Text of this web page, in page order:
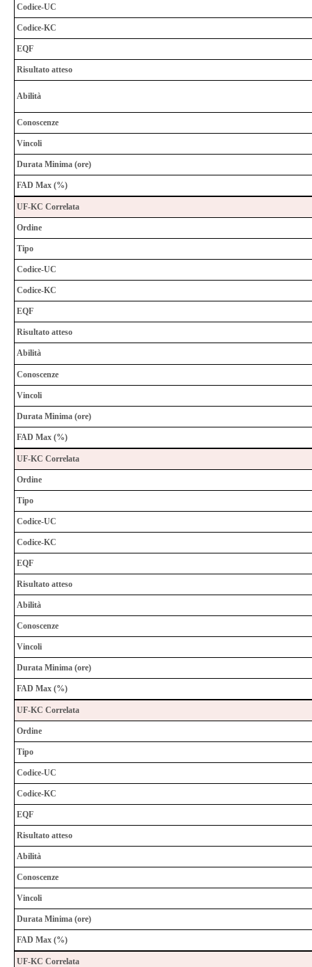
Codice-UC
Codice-KC
EQF
Risultato atteso
Abilità
Conoscenze
Vincoli
Durata Minima (ore)
FAD Max (%)
UF-KC Correlata
Ordine
Tipo
Codice-UC
Codice-KC
EQF
Risultato atteso
Abilità
Conoscenze
Vincoli
Durata Minima (ore)
FAD Max (%)
UF-KC Correlata
Ordine
Tipo
Codice-UC
Codice-KC
EQF
Risultato atteso
Abilità
Conoscenze
Vincoli
Durata Minima (ore)
FAD Max (%)
UF-KC Correlata
Ordine
Tipo
Codice-UC
Codice-KC
EQF
Risultato atteso
Abilità
Conoscenze
Vincoli
Durata Minima (ore)
FAD Max (%)
UF-KC Correlata